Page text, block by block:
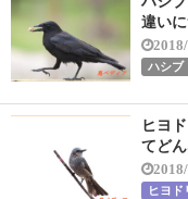
違い
ハシブ
ヒヨ
てど
ヒヨド